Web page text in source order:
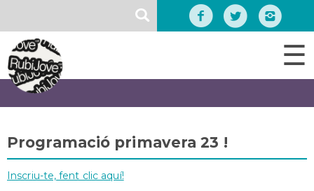
contingut
☰
Programació primavera 23 !
Inscriu-te, fent clic aquí!